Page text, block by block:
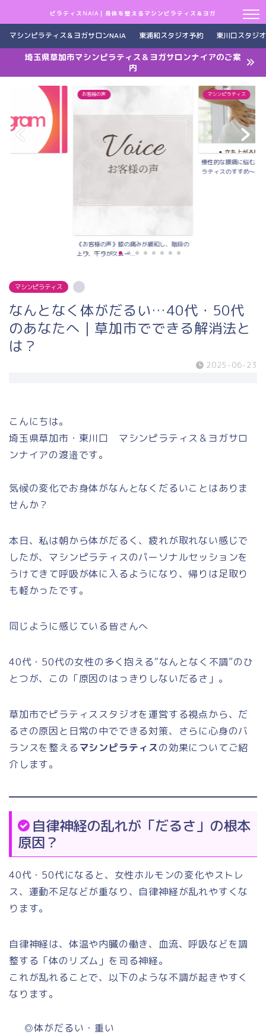
ピラティスNAIA｜身体を整えるマシンピラティス＆ヨガ
マシンピラティス＆ヨガサロンNAIA 東浦和スタジオ予約 東川口スタジ
埼玉県草加市マシンピラティス＆ヨガサロンナイアのご案
内
お客様の声
《お客様の声》膝の痛みが緩和し、階段の
上り、下りがスムー...
マシンピラティス
慢性的な腰痛に悩むあ
ラティスのすすめ〜
マシンピラティス
なんとなく体がだるい…40代・50代
のあなたへ｜草加市でできる解消法と
は？
2025-06-23
こんにちは。
埼玉県草加市・東川口 マシンピラティス＆ヨガサロ
ンナイアの渡邉です。
気候の変化でお身体がなんとなくだるいことはありま
せんか？
本日、私は朝から体がだるく、疲れが取れない感じで
したが、マシンピラティスのパーソナルセッションを
うけてきて呼吸が体に入るようになり、帰りは足取り
も軽かったです。
同じように感じている皆さんへ
40代・50代の女性の多く抱える“なんとなく不調”のひ
とつが、この「原因のはっきりしないだるさ」。
草加市でピラティススタジオを運営する視点から、だ
るさの原因と日常の中でできる対策、さらに心身のバ
ランスを整えるマシンピラティスの効果についてご紹
介します。
自律神経の乱れが「だるさ」の根本
原因？
40代・50代になると、女性ホルモンの変化やストレ
ス、運動不足などが重なり、自律神経が乱れやすくな
ります。
自律神経は、体温や内臓の働き、血流、呼吸などを調
整する「体のリズム」を司る神経。
これが乱れることで、以下のような不調が起きやすく
なります。
◎体がだるい・重い